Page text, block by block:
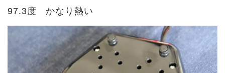
97.3度 かなり熱い